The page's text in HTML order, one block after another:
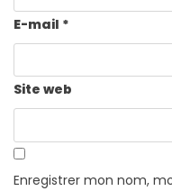
E-mail *
Site web
Enregistrer mon nom,